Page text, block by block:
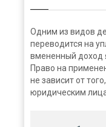
Одним из видов
переводится на
вмененный доход
Право на
не зависит от
юридическим